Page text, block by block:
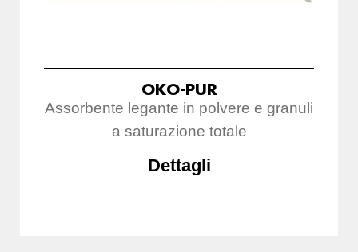
OKO-PUR
Assorbente legante in polvere e granuli
a saturazione totale
Dettagli